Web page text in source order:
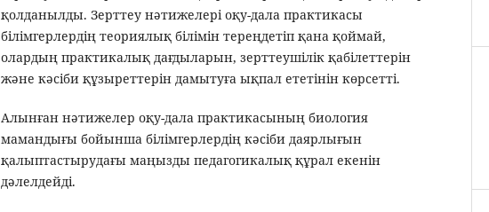
қолданылды. Зерттеу нәтижелері оқу-дала практикасы
білімгерлердің теориялық білімін тереңдетіп қана қоймай,
олардың практикалық дағдыларын, зерттеушілік қабілеттерін
және кәсіби құзыреттерін дамытуға ықпал ететінін көрсетті.
Алынған нәтижелер оқу-дала практикасының биология
мамандығы бойынша білімгерлердің кәсіби даярлығын
қалыптастырудағы маңызды педагогикалық құрал екенін
дәлелдейді.